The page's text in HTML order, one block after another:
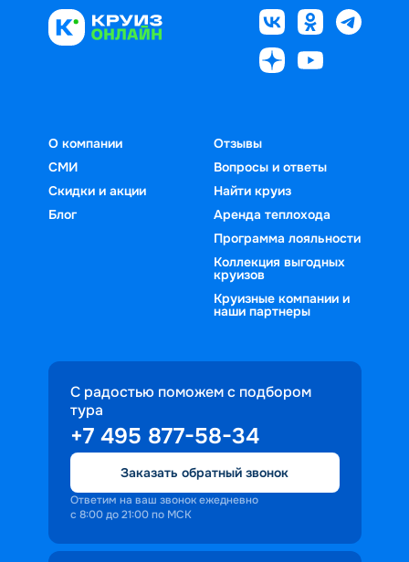
О компании
СМИ
Скидки и акции
Блог
Отзывы
Вопросы и ответы
Найти круиз
Аренда теплохода
Программа лояльности
Коллекция выгодных
круизов
Круизные компании и
наши партнеры
С радостью поможем с подбором
тура
+7 495 877-58-34
Заказать обратный звонок
Ответим на ваш звонок ежедневно
с 8:00 до 21:00 по МСК